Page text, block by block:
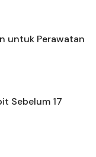
untuk Perawatan
Sebelum 17